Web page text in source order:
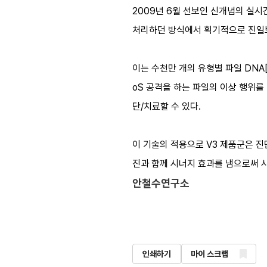
2009년 6월 선보인 신개념의 실시
처리하던 방식에서 획기적으로 진
이는 수천만 개의 유형별 파일
oS 공격을 하는 파일의 이상 행위
단/치료할 수 있다.
이 기술의 적용으로 V3 제품군은
진과 함께 시너지 효과를 냄으로써
안철수연구소
인쇄하기 마이 스크랩